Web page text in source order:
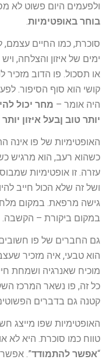
ולפעמים היום פשוט לא
בוחר באופטימיות.
סוכרת, כמו החיים
ימים של איזון והצלחה,
או תסכול. פו הדוב מזכיר
קושי הוא סוף הסיפור.
היה אומר – מחר יכול
יותר טוב ןבעל איזון
האופטימיות של פו אינה
כשהוא רעב, הוא מרגיש
עזרה. זו אופטימיות
ושל זה שלא הכול חייב
גישה מרפאת. במקום
במקום ביקורת – הקשבה.
גם החברים של פו
הוא טבעי, איה מזכיר
מוכיח שאנרגיה ושמחת
כל זה, פו נשאר המרכז
קטנה גם בדברים
האופטימיות שפו מייצג
טווח כמו סוכרת. היא לא
“אפשר להתמודד”.